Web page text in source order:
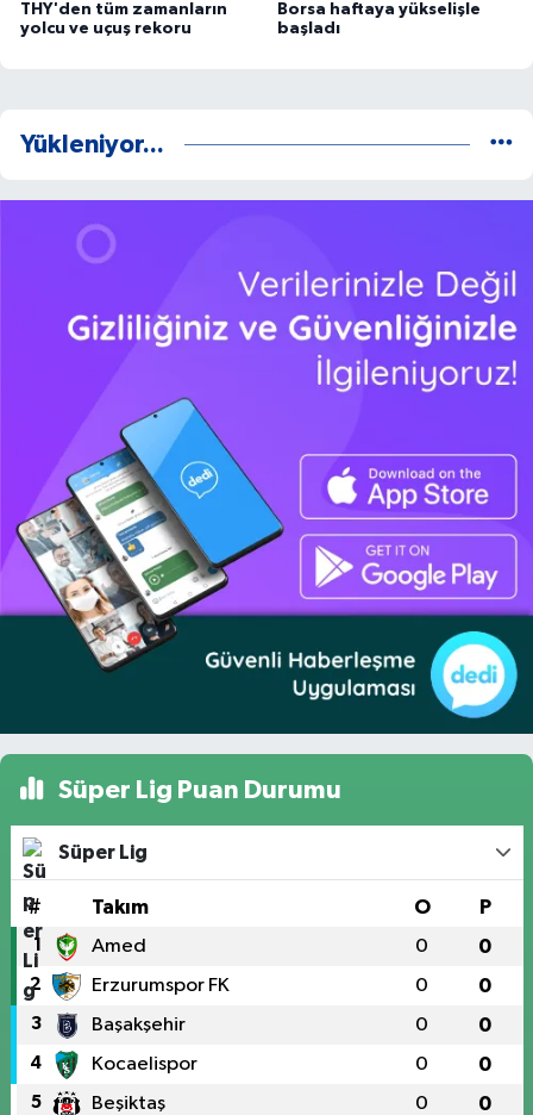
THY'den tüm zamanların
yolcu ve uçuş rekoru
Borsa haftaya yükselişle
başladı
Yükleniyor...
Süper Lig Puan Durumu
Süper Lig
# Takım O P
1 Amed 0 0
2 Erzurumspor FK 0 0
3 Başakşehir 0 0
4 Kocaelispor 0 0
5 Beşiktaş 0 0